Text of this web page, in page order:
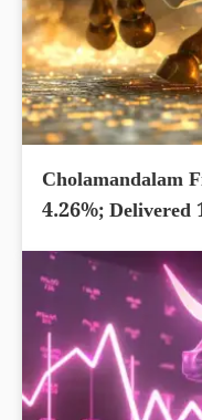
Cholamandalam
4.26%; Delivered